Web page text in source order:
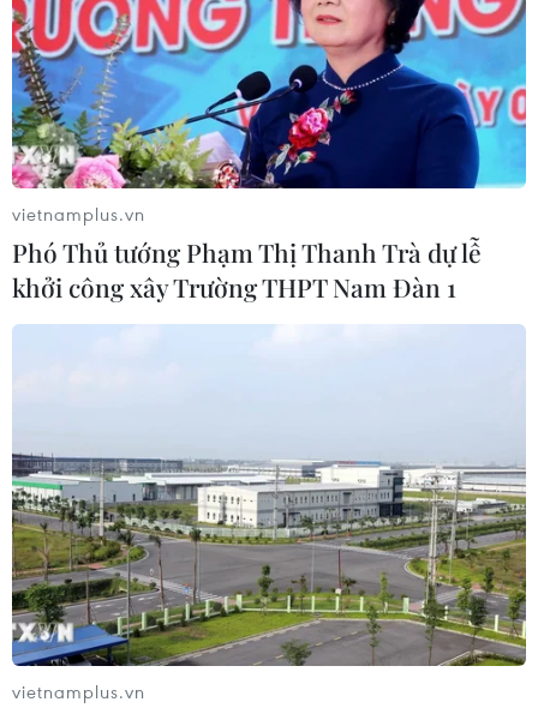
vietnamplus.vn
Phó Thủ tướng Phạm Thị Thanh Trà dự lễ
khởi công xây Trường THPT Nam Đàn 1
vietnamplus.vn